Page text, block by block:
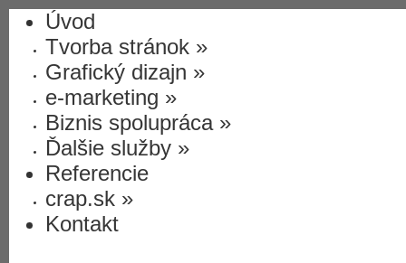
Úvod
Tvorba stránok »
Grafický dizajn »
e-marketing »
Biznis spolupráca»
Ďalšie služby »
Referencie
crap.sk »
Kontakt